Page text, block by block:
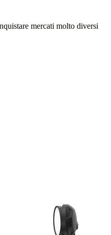
mercati molto diversi